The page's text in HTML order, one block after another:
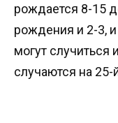
рождается 8-15
рождения и 2-3,
могут случиться
случаются на 25-